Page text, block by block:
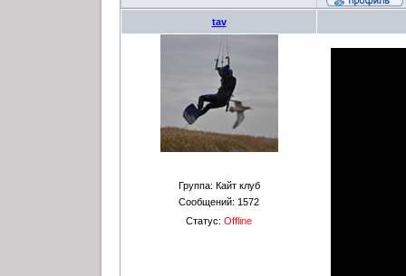
tav
Группа: Кайт клуб
Сообщений: 1572
Статус: Offline